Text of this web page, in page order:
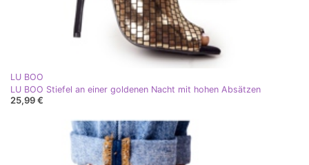
LU BOO
LU BOO Stiefel an einer goldenen Nacht mit hohen Absätzen
25,99 €